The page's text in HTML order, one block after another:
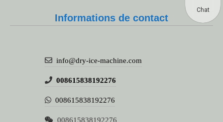
Informations de contact
info@dry-ice-machine.com
008615838192276
008615838192276
008615838192276
Chat